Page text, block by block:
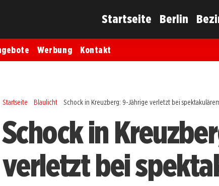
Startseite Berlin
Werbung Kontakt
Startseite Blaulicht Schock in Kreuzberg: 9-Jährige verletzt bei
Schock in
verletzt bei